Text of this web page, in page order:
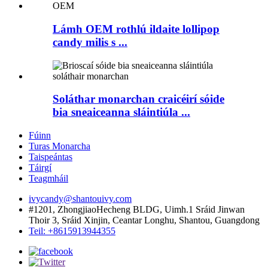
Lámh OEM rothlú ildaite lollipop
candy milis s ...
Soláthar monarchan craicéirí sóide
bia sneaiceanna sláintiúla ...
Fúinn
Turas Monarcha
Taispeántas
Táirgí
Teagmháil
ivycandy@shantouivy.com
#1201, ZhongjiaoHecheng BLDG, Uimh.1 Sráid Jinwan
Thoir 3, Sráid Xinjin, Ceantar Longhu, Shantou, Guangdong
Teil: +8615913944355